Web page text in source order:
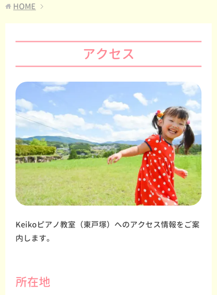
HOME
アクセス
Keikoピアノ教室（東戸塚）へのアクセス情報をご案
内します。
所在地